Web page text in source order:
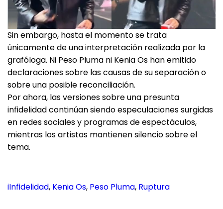
Sin embargo, hasta el momento se trata
únicamente de una interpretación realizada por la
grafóloga. Ni Peso Pluma ni Kenia Os han emitido
declaraciones sobre las causas de su separación o
sobre una posible reconciliación.
Por ahora, las versiones sobre una presunta
infidelidad continúan siendo especulaciones surgidas
en redes sociales y programas de espectáculos,
mientras los artistas mantienen silencio sobre el
tema.
iInfidelidad, Kenia Os, Peso Pluma, Ruptura